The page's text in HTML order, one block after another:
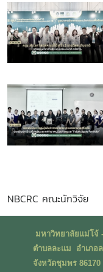
NBCRC คณะนักวิจัย
มหาวิทยาลัยแม่โจ้
ตำบลละแม อำเภอ
จังหวัดชุมพร 86170